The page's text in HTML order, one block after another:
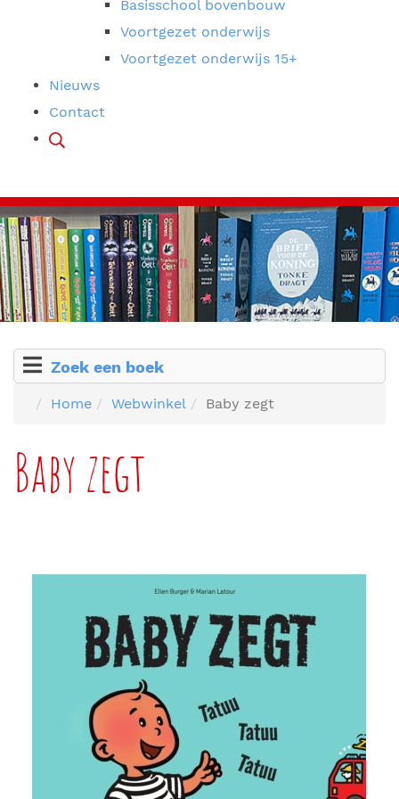
Basisschool bovenbouw
Voortgezet onderwijs
Voortgezet onderwijs 15+
Nieuws
Contact
Zoek een boek
Home Webwinkel Baby zegt
Baby zegt